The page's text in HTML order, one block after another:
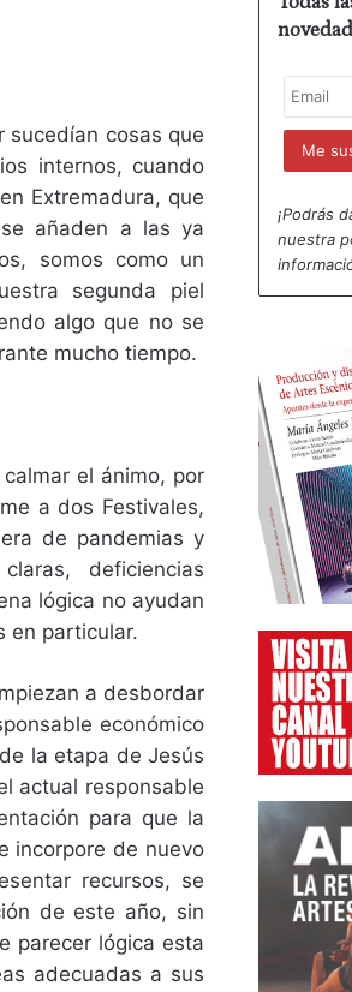
sucedían cosas que
internos, cuando
Extremadura, que
añaden a las ya
somos como un
segunda piel
algo que no se
mucho tiempo.
el ánimo, por
a dos Festivales,
de pandemias y
deficiencias
lógica no ayudan
en particular.
a desbordar
económico
la etapa de Jesús
actual responsable
para que la
incorpore de nuevo
recursos, se
de este año, sin
parecer lógica esta
adecuadas a sus
¡Podrás
nuestra